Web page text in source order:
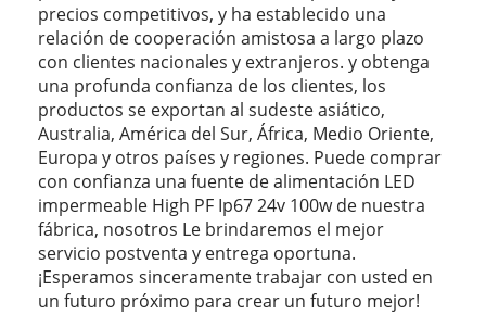
precios competitivos, y ha establecido una
relación de cooperación amistosa a largo plazo
con clientes nacionales y extranjeros. y obtenga
una profunda confianza de los clientes, los
productos se exportan al sudeste asiático,
Australia, América del Sur, África, Medio Oriente,
Europa y otros países y regiones. Puede comprar
con confianza una fuente de alimentación LED
impermeable High PF Ip67 24v 100w de nuestra
fábrica, nosotros Le brindaremos el mejor
servicio postventa y entrega oportuna.
¡Esperamos sinceramente trabajar con usted en
un futuro próximo para crear un futuro mejor!